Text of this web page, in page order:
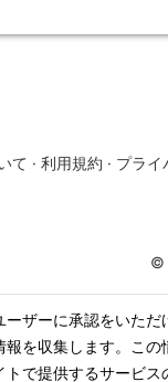
ザーに承認をいた
を収集します。こ
で提供するサービ
て · 利用規約 · プライ
©